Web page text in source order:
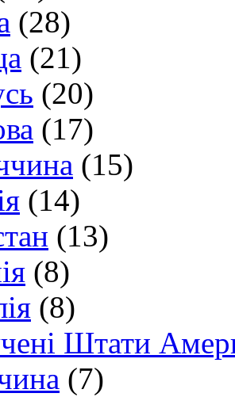
(28)
(21)
(20)
(17)
(15)
(14)
(13)
(8)
(8)
Штати
(7)